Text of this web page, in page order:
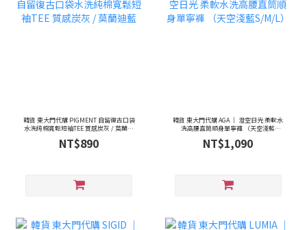
韓貨 東大門代購 PIGMENT 自留復古口袋
水洗純棉寬鬆短袖TEE 質感炭灰 / 莫蘭迪
藍
NT$890
韓貨 東大門代購 AGA ｜ 澄空日光 柔軟水
洗高腰直筒順身單寧褲 （天空淺藍
S/M/L）
NT$1,090